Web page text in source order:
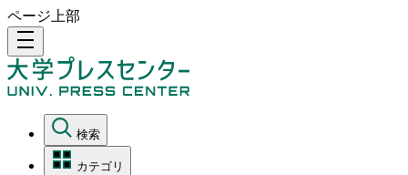
ページ上部
density_medium
検索
カテゴリ